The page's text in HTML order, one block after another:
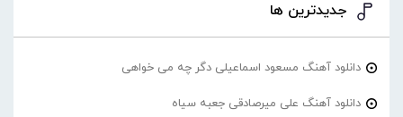
جدیدترین ها
دانلود آهنگ مسعود اسماعیلی دگر چه می خواهی
دانلود آهنگ علی میرصادقی جعبه سیاه